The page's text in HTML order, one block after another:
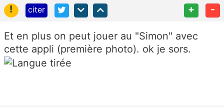
!
citer + -
Et en plus on peut jouer au "Simon" avec
cette appli (première photo). ok je sors.